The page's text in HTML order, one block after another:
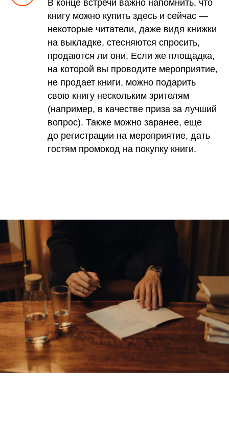
В конце встречи важно напомнить, что
книгу можно купить здесь и сейчас —
некоторые читатели, даже видя книжки
на выкладке, стесняются спросить,
продаются ли они. Если же площадка,
на которой вы проводите мероприятие,
не продает книги, можно подарить
свою книгу нескольким зрителям
(например, в качестве приза за лучший
вопрос). Также можно заранее, еще
до регистрации на мероприятие, дать
гостям промокод на покупку книги.